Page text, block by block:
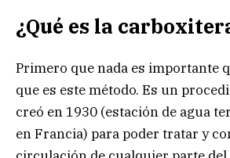
¿Qué es la
Primero que nada es importante
que es este método. Es un
creó en 1930 (estación de agua
en Francia) para poder tratar y